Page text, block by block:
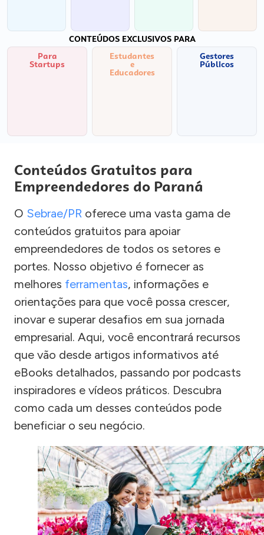
CONTEÚDOS EXCLUSIVOS PARA
Para
Startups
Estudantes
e
Educadores
Gestores
Públicos
Conteúdos Gratuitos para
Empreendedores do Paraná
O Sebrae/PR oferece uma vasta gama de
conteúdos gratuitos para apoiar
empreendedores de todos os setores e
portes. Nosso objetivo é fornecer as
melhores ferramentas, informações e
orientações para que você possa crescer,
inovar e superar desafios em sua jornada
empresarial. Aqui, você encontrará recursos
que vão desde artigos informativos até
eBooks detalhados, passando por podcasts
inspiradores e vídeos práticos. Descubra
como cada um desses conteúdos pode
beneficiar o seu negócio.